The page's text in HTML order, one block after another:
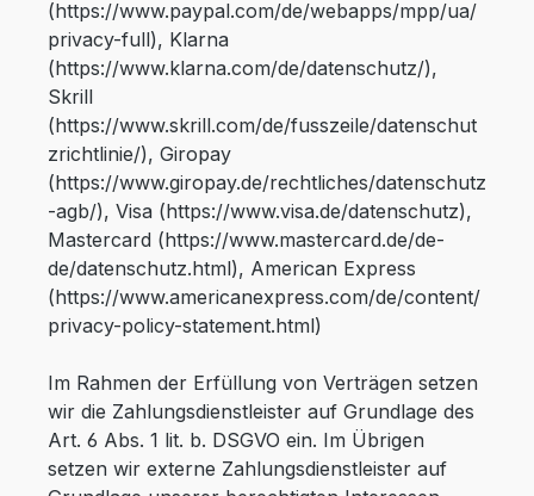
(https://www.paypal.com/de/webapps/mpp/ua/
privacy-full), Klarna
(https://www.klarna.com/de/datenschutz/),
Skrill
(https://www.skrill.com/de/fusszeile/datenschut
zrichtlinie/), Giropay
(https://www.giropay.de/rechtliches/datenschutz
-agb/), Visa (https://www.visa.de/datenschutz),
Mastercard (https://www.mastercard.de/de-
de/datenschutz.html), American Express
(https://www.americanexpress.com/de/content/
privacy-policy-statement.html)
Im Rahmen der Erfüllung von Verträgen setzen
wir die Zahlungsdienstleister auf Grundlage des
Art. 6 Abs. 1 lit. b. DSGVO ein. Im Übrigen
setzen wir externe Zahlungsdienstleister auf